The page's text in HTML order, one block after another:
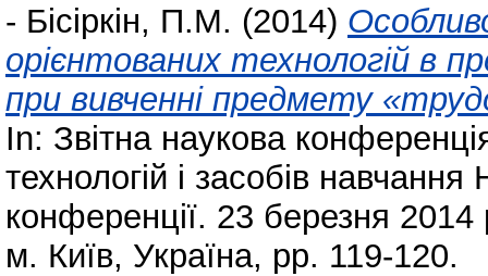
- Бісіркін, П.М. (2014)
орієнтованих технологій в
при вивченні предмету
In: Звітна наукова
технологій і засобів
конференції. 23 березня
м. Київ, Україна, pp. 119-120.